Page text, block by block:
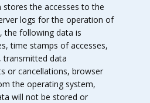
stores the accesses to the
logs for the operation of
the following data is
time stamps of accesses,
transmitted data
or cancellations, browser
the operating system,
will not be stored or